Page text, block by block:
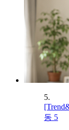
5.
동 5